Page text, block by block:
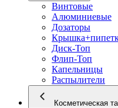
Винтовые
Алюминиевые
Дозаторы
Диск-Топ
Флип-Топ
Капельницы
Распылители
Косметическая